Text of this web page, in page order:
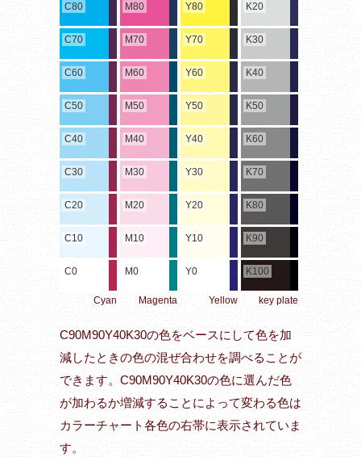
C80
C70
C60
C50
C40
C30
C20
C10
C0
Cyan
M80
M70
M60
M50
M40
M30
M20
M10
M0
Magenta
Y80
Y70
Y60
Y50
Y40
Y30
Y20
Y10
Y0
Yellow
K20
K30
K40
K50
K60
K70
K80
K90
K100
key plate
C90M90Y40K30の色をベースにして色を加
減したときの色の混ぜ合わせを調べることが
できます。C90M90Y40K30の色に選んだ色
が加わるか増減することによって変わる色は
カラーチャート各色の右帯に表示されていま
す。